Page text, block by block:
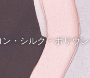
ン・シルク・ポリウ